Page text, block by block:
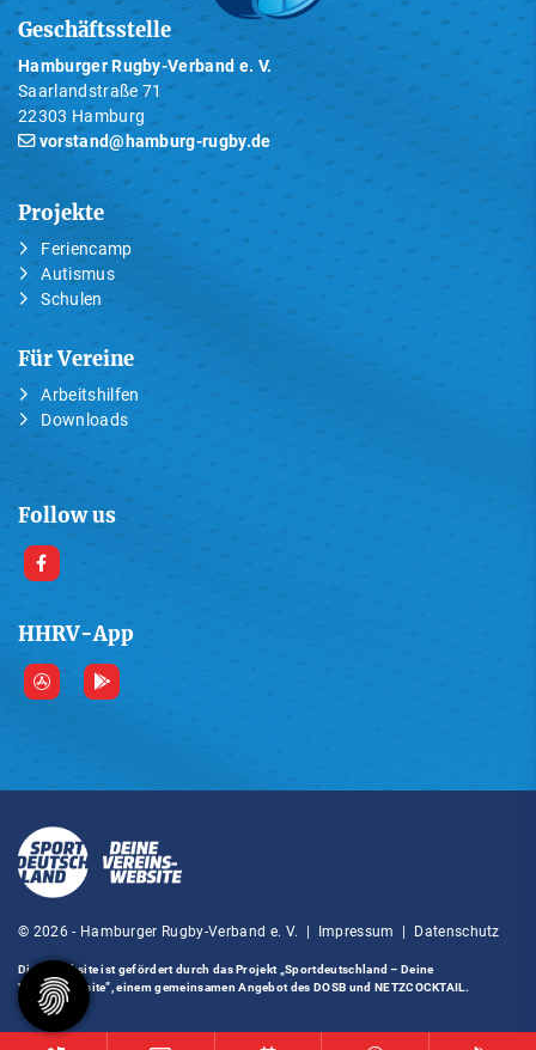
Geschäftsstelle
Hamburger Rugby-Verband e. V.
Saarlandstraße 71
22303 Hamburg
vorstand@hamburg-rugby.de
Projekte
Feriencamp
Autismus
Schulen
Für Vereine
Arbeitshilfen
Downloads
Follow us
HHRV-App
© 2026 - Hamburger Rugby-Verband e. V. | Impressum | Datenschutz
Diese Website ist gefördert durch das Projekt „Sportdeutschland – Deine
Vereinswebsite”, einem gemeinsamen Angebot des DOSB und NETZCOCKTAIL.